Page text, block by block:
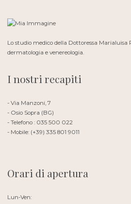
Lo studio medico della Dottoressa Marialuisa
dermatologia e venereologia.
I nostri recapiti
- Via Manzoni, 7
- Osio Sopra (BG)
- Telefono : 035 500 022
- Mobile: (+39) 335 801 9011
Orari di apertura
Lun-Ven: